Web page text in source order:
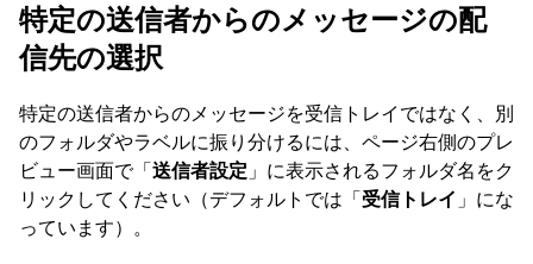
特定の送信者からのメッセージの配
信先の選択
特定の送信者からのメッセージを受信トレイではなく、別
のフォルダやラベルに振り分けるには、ページ右側のプレ
ビュー画面で「送信者設定 」に表示されるフォルダ名をク
リックしてください（デフォルトでは「受信トレイ 」にな
っています）。